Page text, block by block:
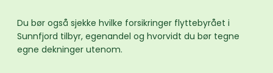
Du bør også sjekke hvilke forsikringer flyttebyrået i
Sunnfjord tilbyr, egenandel og hvorvidt du bør tegne
egne dekninger utenom.